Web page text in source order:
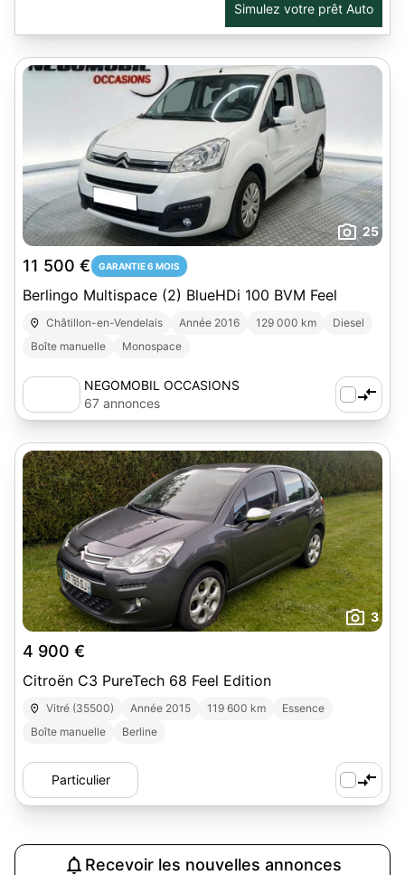
Simulez votre prêt Auto
25
11 500 € GARANTIE 6 MOIS
Berlingo Multispace (2) BlueHDi 100 BVM Feel
Châtillon-en-Vendelais Année 2016 129 000 km
Diesel
Boîte manuelle
Monospace
NEGOMOBIL OCCASIONS
67 annonces
3
4 900 €
Citroën C3 PureTech 68 Feel Edition
Vitré (35500) Année 2015 119 600 km
Essence
Boîte manuelle
Berline
Particulier
Recevoir les nouvelles annonces